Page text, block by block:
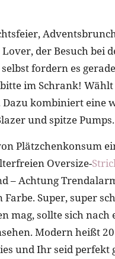
der Besuch bei
fordern es
im Schrank!
kombiniert eine
und spitze
Plätzchenkonsum
Oversize-
– Achtung
Farbe. Super, super
mag, sollte sich
Modern heißt
und Ihr seid